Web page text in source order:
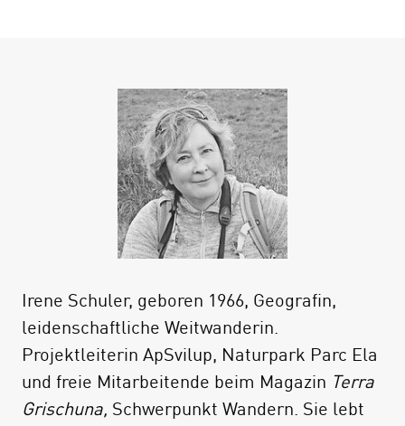
Endpunkt ist Brand in Vorarlberg. Auf der
Wanderung quer durch Graubünden lernen
wir die Walser in diesem Gebiet kennen: ihre
Geschichte, ihre Sprache, ihre Literatur, ihre
Architektur, ihre Arbeitsweise. Wir erfahren,
wie sie aus Wildnisgebieten
Kulturlandschaften gestaltet haben und
stellen müssen.
Die 5., aktualisierte Auflage des Buchs bietet
neu 23 Tagesetappen. Alle Service-Infos
wurden auf den neusten Stand gebracht.
Dazu gibt es neue Hintergrundinfos und
Irene Schuler, geboren 1966, Geografin,
leidenschaftliche Weitwanderin.
Projektleiterin ApSvilup, Naturpark Parc Ela
und freie Mitarbeitende beim Magazin Terra
Grischuna, Schwerpunkt Wandern. Sie lebt